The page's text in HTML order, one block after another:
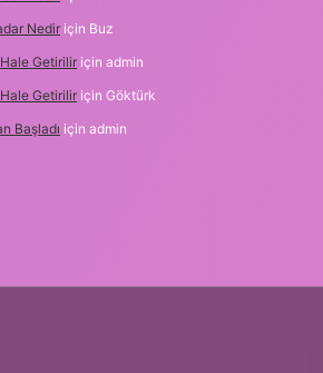
Nedir için Buz
Hale Getirilir için admin
Hale Getirilir için Göktürk
Başladı için admin